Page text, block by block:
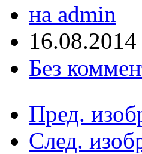
на admin
16.08.2014
Без
Пред.
След.